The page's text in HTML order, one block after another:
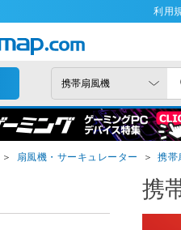
利用
＞ 扇風機・サーキュレーター ＞ 携帯
携